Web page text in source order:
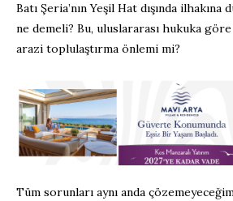
Batı Şeria’nın Yeşil Hat dışında
ne demeli? Bu, uluslararası hukuka
arazi toplulaştırma önlemi mi?
Tüm sorunları aynı anda